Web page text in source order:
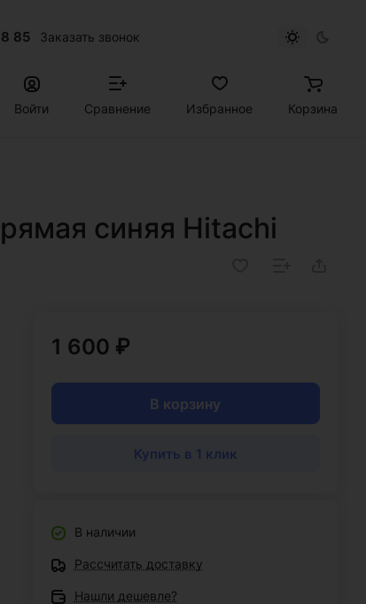
85 Заказать звонок
Войти Сравнение Избранное Корзина
синяя Hitachi
1 600 ₽
В корзину
Купить в 1 клик
В наличии
Рассчитать доставку
Нашли дешевле?